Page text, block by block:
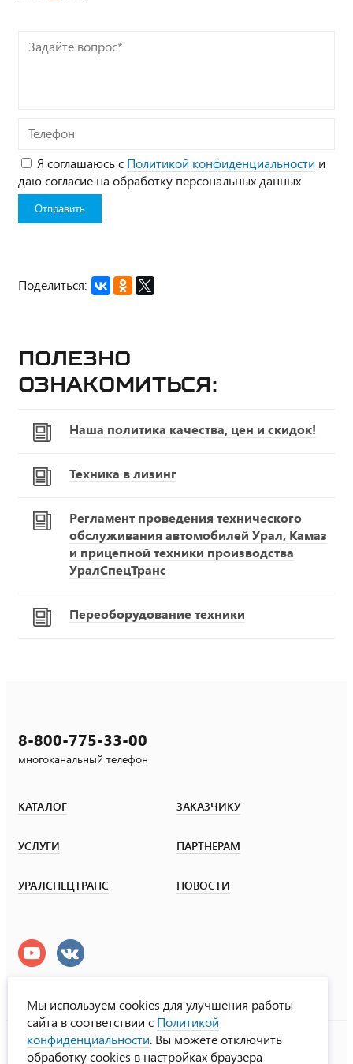
Задайте
вопрос*
Телефон
Я соглашаюсь с Политикой конфиденциальности и
даю согласие на обработку персональных данных
Поделиться:
Полезно
ознакомиться:
Наша политика качества, цен и скидок!
Техника в лизинг
Регламент проведения технического
обслуживания автомобилей Урал, Камаз
и прицепной техники производства
УралСпецТранс
Переоборудование техники
8-800-775-33-00
многоканальный телефон
КАТАЛОГ ЗАКАЗЧИКУ
УСЛУГИ ПАРТНЕРАМ
УРАЛСПЕЦТРАНС НОВОСТИ
УралСпецТранс
© ООО «Урал СТ», 2000-2026
Мы используем cookies для улучшения работы
сайта в соответствии с Политикой
конфиденциальности . Вы можете отключить
обработку cookies в настройках браузера